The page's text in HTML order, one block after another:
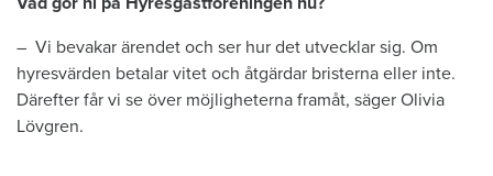
– Vi bevakar ärendet och ser hur det utvecklar sig. Om
hyresvärden betalar vitet och åtgärdar bristerna eller inte.
Därefter får vi se över möjligheterna framåt, säger Olivia
Lövgren.